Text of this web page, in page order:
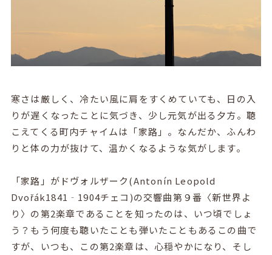
寒さは厳しく、冷たい風に肩をすくめていても、日の入
りが遅くなったことに気づき、少し元気が出る夕方。聴
こえてくる町内チャイムは「家路」。なんだか、ふんわ
りと体の力が抜けて、温かくなるような気がします。
「家路」がドヴォルザーク(Antonín Leopold
Dvořák1841‐ 1904チェコ)の交響曲第９番〈新世界よ
り〉の第2楽章であることを知ったのは、いつ頃でしょ
う？もう何度も聴いたことも弾いたこともあるこの曲で
すが、いつも、この第2楽章は、心穏やかになり、そし